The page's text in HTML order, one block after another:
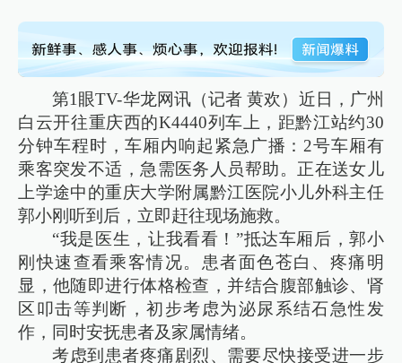
第1眼TV-华龙网讯（记者 黄欢）近日，广州
白云开往重庆西的K4440列车上，距黔江站约30
分钟车程时，车厢内响起紧急广播：2号车厢有
乘客突发不适，急需医务人员帮助。正在送女儿
上学途中的重庆大学附属黔江医院小儿外科主任
郭小刚听到后，立即赶往现场施救。
“我是医生，让我看看！”抵达车厢后，郭小
刚快速查看乘客情况。患者面色苍白、疼痛明
显，他随即进行体格检查，并结合腹部触诊、肾
区叩击等判断，初步考虑为泌尿系结石急性发
作，同时安抚患者及家属情绪。
考虑到患者疼痛剧烈、需要尽快接受进一步